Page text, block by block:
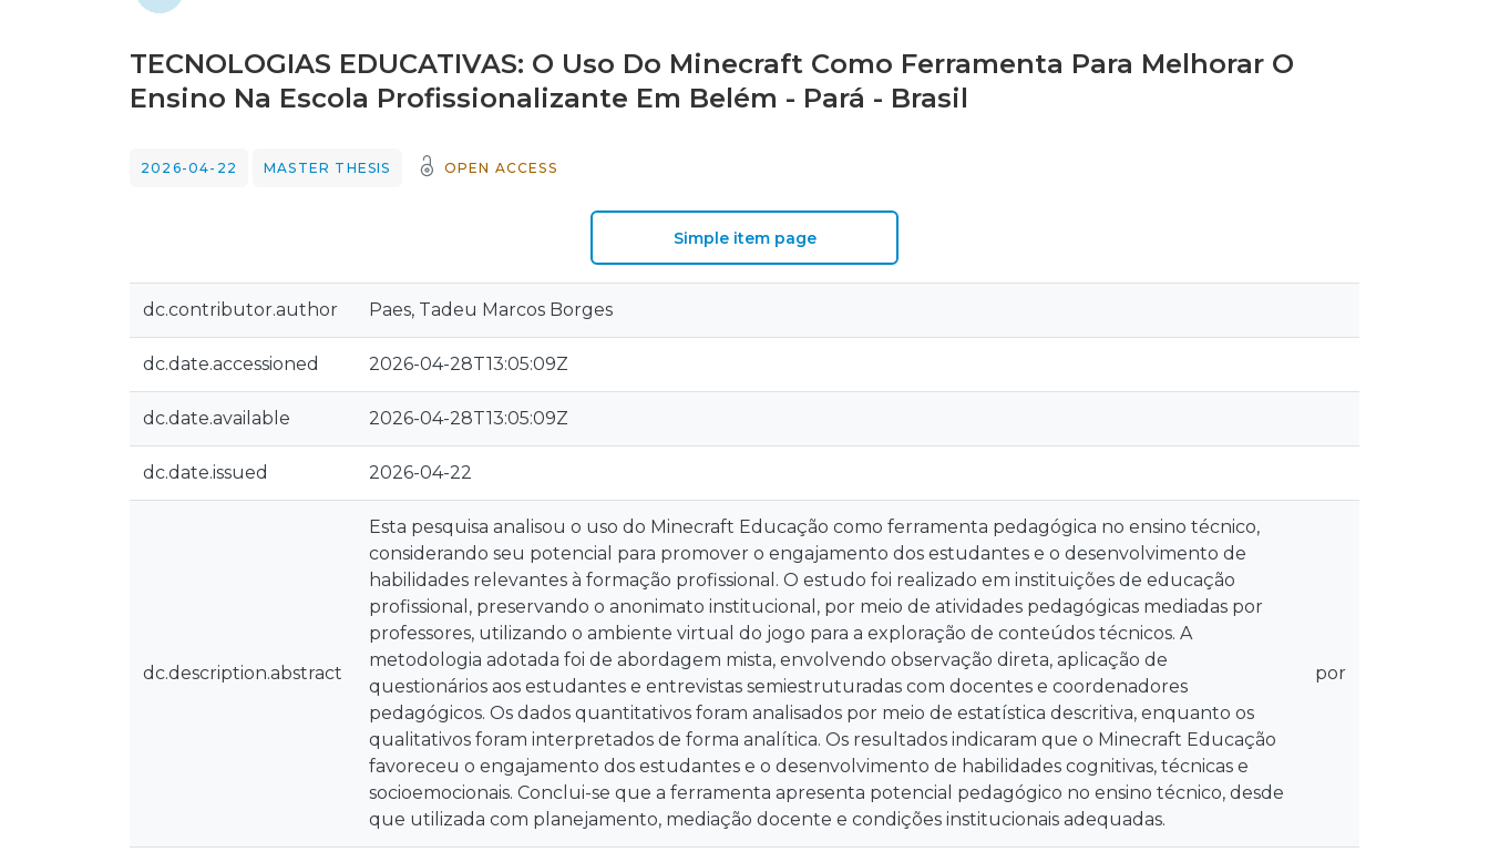
TECNOLOGIAS EDUCATIVAS: O Uso Do Minecraft Como Ferramenta Para Melhorar O
Ensino Na Escola Profissionalizante Em Belém - Pará - Brasil
2026-04-22 MASTER THESIS OPEN ACCESS
Simple item page
dc.contributor.author Paes, Tadeu Marcos Borges
dc.date.accessioned 2026-04-28T13:05:09Z
dc.date.available 2026-04-28T13:05:09Z
dc.date.issued 2026-04-22
dc.description.abstract
Esta pesquisa analisou o uso do Minecraft Educação como ferramenta pedagógica no ensino técnico,
considerando seu potencial para promover o engajamento dos estudantes e o desenvolvimento de
habilidades relevantes à formação profissional. O estudo foi realizado em instituições de educação
profissional, preservando o anonimato institucional, por meio de atividades pedagógicas mediadas por
professores, utilizando o ambiente virtual do jogo para a exploração de conteúdos técnicos. A
metodologia adotada foi de abordagem mista, envolvendo observação direta, aplicação de
questionários aos estudantes e entrevistas semiestruturadas com docentes e coordenadores
pedagógicos. Os dados quantitativos foram analisados por meio de estatística descritiva, enquanto os
qualitativos foram interpretados de forma analítica. Os resultados indicaram que o Minecraft Educação
favoreceu o engajamento dos estudantes e o desenvolvimento de habilidades cognitivas, técnicas e
socioemocionais. Conclui-se que a ferramenta apresenta potencial pedagógico no ensino técnico, desde
que utilizada com planejamento, mediação docente e condições institucionais adequadas.
por